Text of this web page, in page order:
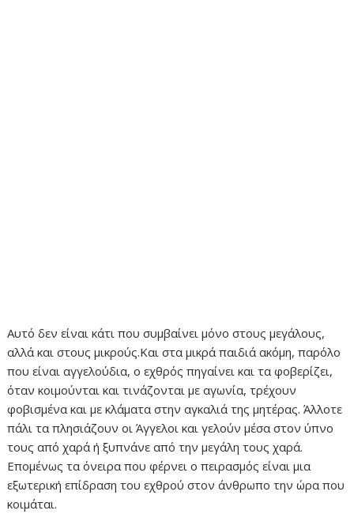
Αυτό δεν είναι κάτι που συμβαίνει μόνο στους μεγάλους,
αλλά και στους μικρούς.Και στα μικρά παιδιά ακόμη, παρόλο
που είναι αγγελούδια, ο εχθρός πηγαίνει και τα φοβερίζει,
όταν κοιμούνται και τινάζονται με αγωνία, τρέχουν
φοβισμένα και με κλάματα στην αγκαλιά της μητέρας. Άλλοτε
πάλι τα πλησιάζουν οι Άγγελοι και γελούν μέσα στον ύπνο
τους από χαρά ή ξυπνάνε από την μεγάλη τους χαρά.
Επομένως τα όνειρα που φέρνει ο πειρασμός είναι μια
εξωτερική επίδραση του εχθρού στον άνθρωπο την ώρα που
κοιμάται.